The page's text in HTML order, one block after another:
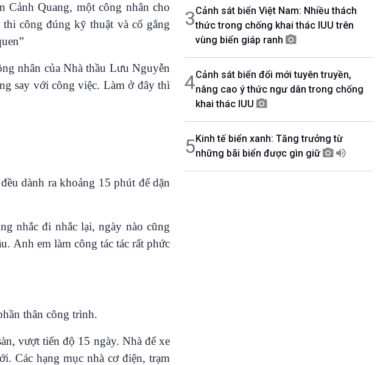
Quang, một công nhân cho
công đúng kỹ thuật và cố gắng
nhân của Nhà thầu Lưu Nguyễn
say với công việc. Làm ở đây thì
dành ra khoảng 15 phút để dặn
nhắc đi nhắc lại, ngày nào cũng
Anh em làm công tác tác rất phức
thân công trình.
vượt tiến độ 15 ngày. Nhà để xe
Các hạng mục nhà cơ điện, trạm
3Cảnh sát biển Việt Nam: Nhiều thách
thức trong chống khai thác IUU trên
vùng biển giáp ranh
4Cảnh sát biển đổi mới tuyên truyền,
nâng cao ý thức ngư dân trong chống
khai thác IUU
5Kinh tế biển xanh: Tăng trưởng từ
những bãi biển được gìn giữ